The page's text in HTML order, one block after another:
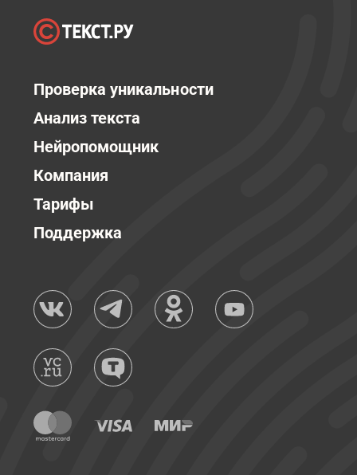
Проверка уникальности
Анализ текста
Нейропомощник
Компания
Тарифы
Поддержка